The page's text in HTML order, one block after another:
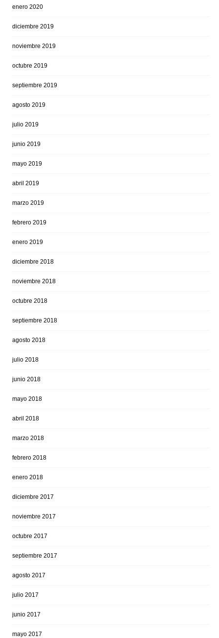
enero 2020
diciembre 2019
noviembre 2019
octubre 2019
septiembre 2019
agosto 2019
julio 2019
junio 2019
mayo 2019
abril 2019
marzo 2019
febrero 2019
enero 2019
diciembre 2018
noviembre 2018
octubre 2018
septiembre 2018
agosto 2018
julio 2018
junio 2018
mayo 2018
abril 2018
marzo 2018
febrero 2018
enero 2018
diciembre 2017
noviembre 2017
octubre 2017
septiembre 2017
agosto 2017
julio 2017
junio 2017
mayo 2017